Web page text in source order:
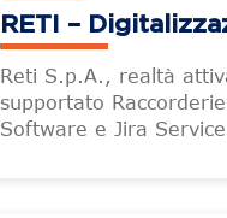
RETI –
Reti S.p.A., realtà
supportato
Software e Jira